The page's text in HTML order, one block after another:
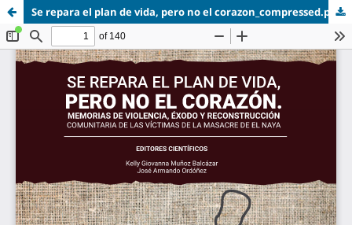
Se repara el plan de vida, pero no el corazon_compressed.pdf